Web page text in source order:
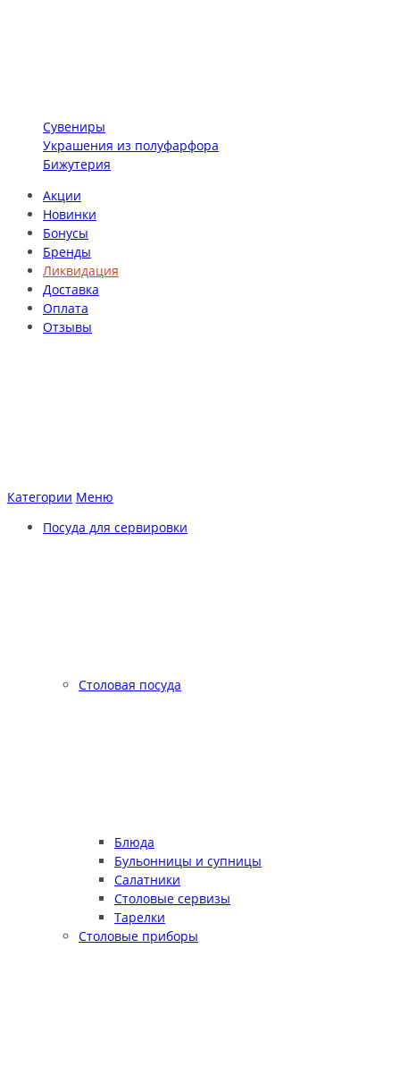
Сувениры
Украшения из полуфарфора
Бижутерия
Акции
Новинки
Бонусы
Бренды
Ликвидация
Доставка
Оплата
Отзывы
Категории Меню
Посуда для сервировки
Столовая посуда
Блюда
Бульонницы и супницы
Салатники
Столовые сервизы
Тарелки
Столовые приборы